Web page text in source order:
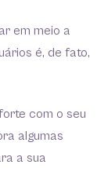
em meio a
é, de fato,
com o seu
algumas
a sua